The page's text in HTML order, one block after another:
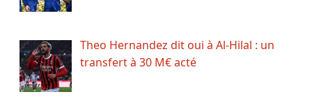
Theo Hernandez dit oui à Al-Hilal : un
transfert à 30 M€ acté